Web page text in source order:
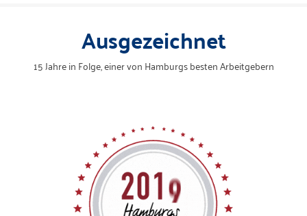
Ausgezeichnet
15 Jahre in Folge, einer von Hamburgs besten Arbeitgebern